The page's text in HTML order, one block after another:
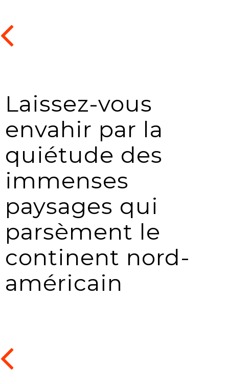
Laissez-vous
envahir par la
quiétude des
immenses
paysages qui
parsèment le
continent nord-
américain